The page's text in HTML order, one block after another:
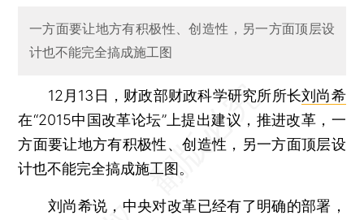
一方面要让地方有积极性、创造性，另一方面顶层设
计也不能完全搞成施工图
12月13日，财政部财政科学研究所所长刘尚希
在“2015中国改革论坛”上提出建议，推进改革，一
方面要让地方有积极性、创造性，另一方面顶层设
计也不能完全搞成施工图。
刘尚希说，中央对改革已经有了明确的部署，